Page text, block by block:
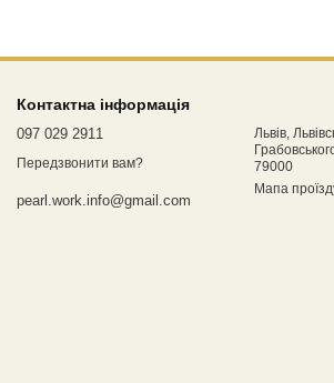
Контактна інформація
097 029 2911
Передзвонити вам?
pearl.work.info@gmail.com
Львів,
79000
Мапа